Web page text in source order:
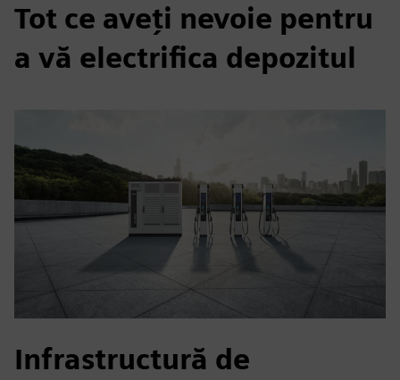
Tot ce aveți nevoie pentru
a vă electrifica depozitul
Infrastructură de